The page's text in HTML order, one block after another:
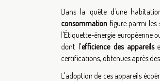
Dans la quête d'une
consommation figure parmi les
l'Étiquette-énergie européenne
dont l'efficience des appareils
certifications, obtenues après
L'adoption de ces appareils